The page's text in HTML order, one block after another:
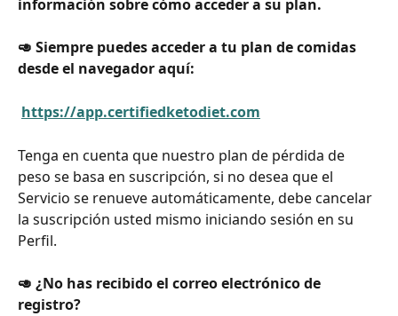
información sobre cómo acceder a su plan.
🥑 Siempre puedes acceder a tu plan de comidas
desde el navegador aquí:
https://app.certifiedketodiet.com
Tenga en cuenta que nuestro plan de pérdida de
peso se basa en suscripción, si no desea que el
Servicio se renueve automáticamente, debe cancelar
la suscripción usted mismo iniciando sesión en su
Perfil.
🥑 ¿No has recibido el correo electrónico de
registro?